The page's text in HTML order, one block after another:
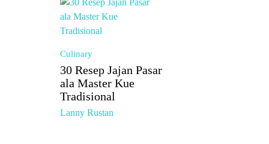
Culinary
30 Resep Jajan Pasar
ala Master Kue
Tradisional
Lanny Rustan